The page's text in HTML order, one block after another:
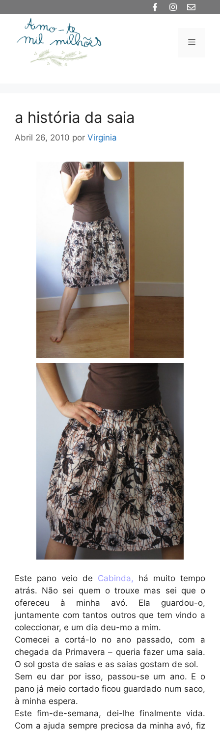
conteúdo
Menu
a história da saia
Abril 26, 2010 por Virginia
Este pano veio de Cabinda, há muito tempo
atrás. Não sei quem o trouxe mas sei que o
ofereceu à minha avó. Ela guardou-o,
juntamente com tantos outros que tem vindo a
coleccionar, e um dia deu-mo a mim.
Comecei a cortá-lo no ano passado, com a
chegada da Primavera – queria fazer uma saia.
O sol gosta de saias e as saias gostam de sol.
Sem eu dar por isso, passou-se um ano. E o
pano já meio cortado ficou guardado num saco,
à minha espera.
Este fim-de-semana, dei-lhe finalmente vida.
Com a ajuda sempre preciosa da minha avó, fiz